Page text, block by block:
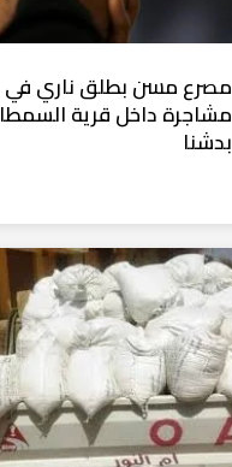
مصرع مسن بطلق ناري في
مشاجرة داخل قرية السمطا
بدشنا